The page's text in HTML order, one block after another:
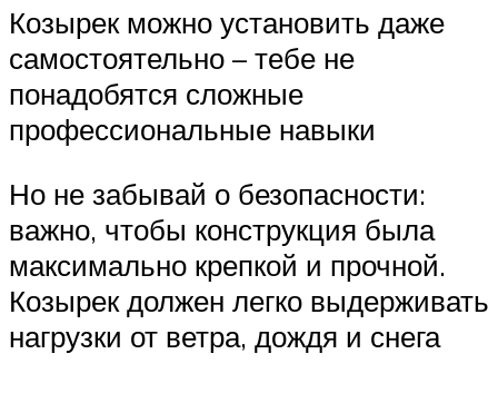
Козырек можно установить даже
самостоятельно – тебе не
понадобятся сложные
профессиональные навыки
Но не забывай о безопасности:
важно, чтобы конструкция была
максимально крепкой и прочной.
Козырек должен легко выдерживать
нагрузки от ветра, дождя и снега